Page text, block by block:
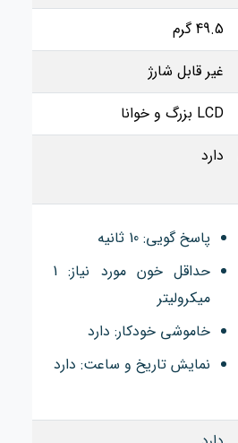
49.5 گرم
غیر قابل شارژ
LCD بزرگ و خوانا
دارد
پاسخ گویی: 10 ثانیه
حداقل خون مورد نیاز: 1
میکرولیتر
خاموشی خودکار: دارد
نمایش تاریخ و ساعت: دارد